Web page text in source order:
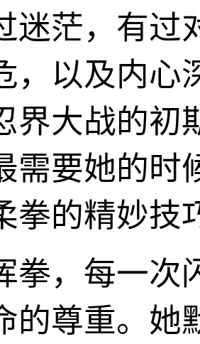
迷茫，有过
，以及内心
界大战的初
需要她的时
拳的精妙技
拳，每一次
的尊重。她